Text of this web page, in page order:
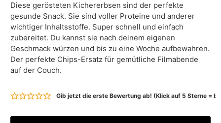
Diese gerösteten Kichererbsen sind der perfekte
gesunde Snack. Sie sind voller Proteine und anderer
wichtiger Inhaltsstoffe. Super schnell und einfach
zubereitet. Du kannst sie nach deinem eigenen
Geschmack würzen und bis zu eine Woche aufbewahren.
Der perfekte Chips-Ersatz für gemütliche Filmabende
auf der Couch.
Gib jetzt die erste Bewertung ab! (Klick auf 5 Sterne =